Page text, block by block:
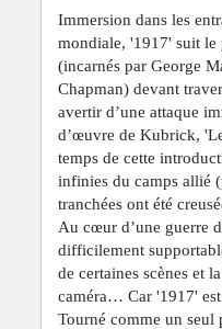
Immersion dans les
mondiale, '1917' suit le
(incarnés par George
Chapman) devant
avertir d’une attaque
d’œuvre de Kubrick,
temps de cette
infinies du camps allié
tranchées ont été
Au cœur d’une guerre
difficilement
de certaines scènes et
caméra… Car '1917'
Tourné comme un seul